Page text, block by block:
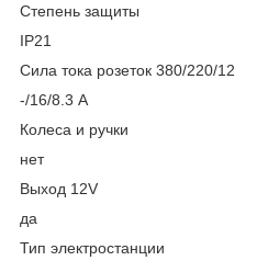
Степень защиты
IP21
Сила тока розеток 380/220/12
-/16/8.3 А
Колеса и ручки
нет
Выход 12V
да
Тип электростанции